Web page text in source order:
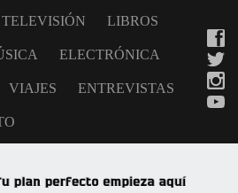
TELEVISIÓN LIBROS
ELECTRÓNICA
VIAJES ENTREVISTAS